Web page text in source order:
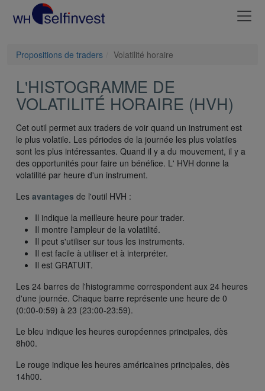
Propositions de traders Volatilité horaire
L'HISTOGRAMME DE
VOLATILITÉ HORAIRE (HVH)
Cet outil permet aux traders de voir quand un instrument est
le plus volatile. Les périodes de la journée les plus volatiles
sont les plus intéressantes. Quand il y a du mouvement, il y a
des opportunités pour faire un bénéfice. L' HVH donne la
volatilité par heure d'un instrument.
Les avantages de l'outil HVH :
Il indique la meilleure heure pour trader.
Il montre l'ampleur de la volatilité.
Il peut s'utiliser sur tous les instruments.
Il est facile à utiliser et à interpréter.
Il est GRATUIT.
Les 24 barres de l'histogramme correspondent aux 24 heures
d'une journée. Chaque barre représente une heure de 0
(0:00-0:59) à 23 (23:00-23:59).
Le bleu indique les heures européennes principales, dès
8h00.
Le rouge indique les heures américaines principales, dès
14h00.